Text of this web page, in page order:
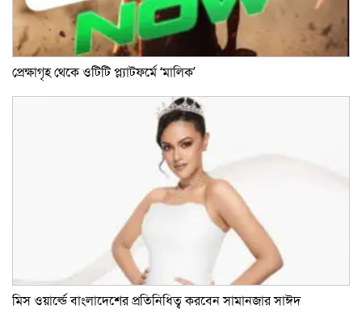
প্রেক্ষাগৃহ থেকে ওটিটি প্ল্যাটফর্মে ‘মালিক’
মিস ওয়ার্ল্ডে বাংলাদেশের প্রতিনিধিত্ব করবেন সামানজার সাঈদ